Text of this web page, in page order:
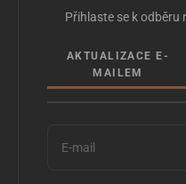
Přihlaste se k odběru
AKTUALIZACE E-
MAILEM
E-mail